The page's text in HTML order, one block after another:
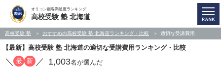
オリコン顧客満足度ランキング
高校受験 塾 北海道
高校受験 塾 おすすめの高校受験 塾 北海道ランキング・比較 適切な受講費用
【最新】高校受験 塾 北海道の適切な受講費用ランキング・比較
／ 最 新 ／ 1,003名が選んだ